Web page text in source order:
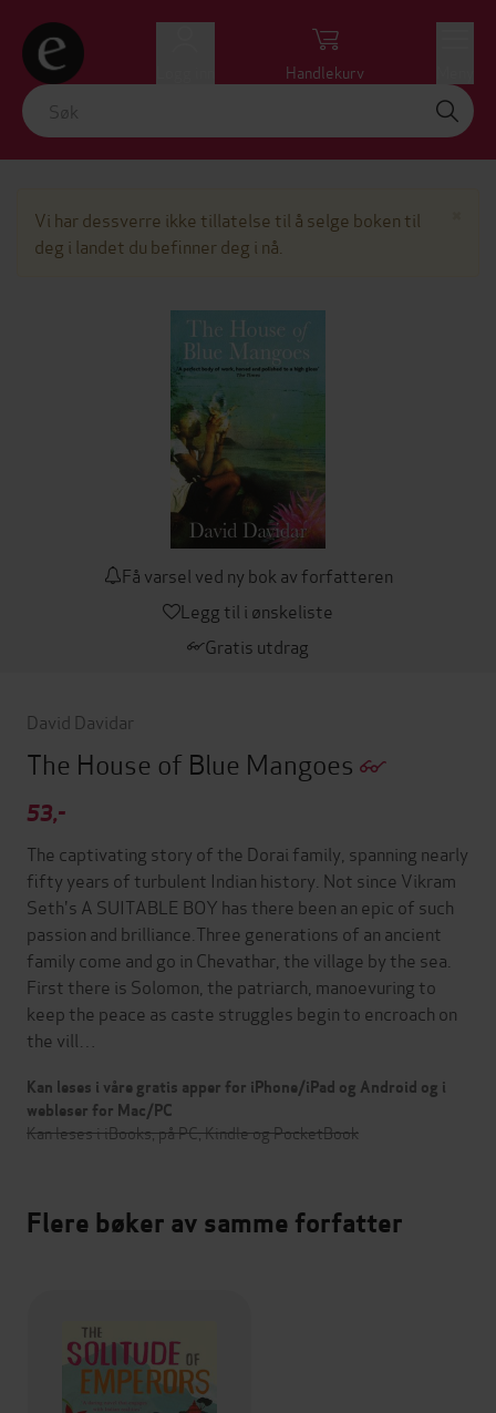
Handlekurv
Vi har dessverre ikke tillatelse til å selge boken til
deg i landet du befinner deg i nå.
Få varsel ved ny bok av forfatteren
Legg til i ønskeliste
Gratis utdrag
David Davidar
The House of Blue Mangoes
53,-
The captivating story of the Dorai family, spanning nearly
fifty years of turbulent Indian history. Not since Vikram
Seth's A SUITABLE BOY has there been an epic of such
passion and brilliance.Three generations of an ancient
family come and go in Chevathar, the village by the sea.
First there is Solomon, the patriarch, manoevuring to
keep the peace as caste struggles begin to encroach on
the vill…
Kan leses i våre gratis apper for iPhone/iPad og Android og i
webleser for Mac/PC
Kan leses i iBooks, på PC, Kindle og PocketBook
Flere bøker av samme forfatter